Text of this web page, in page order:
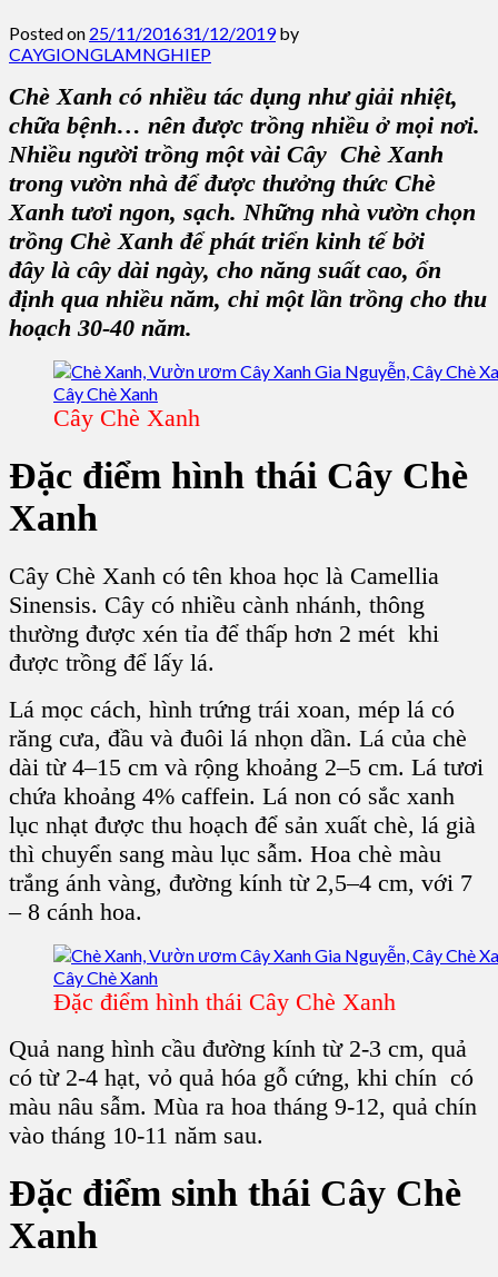
Posted on 25/11/201631/12/2019by
CAYGIONGLAMNGHIEP
Chè Xanh có nhiều tác dụng nhưgiải nhiệt,
chữa bệnh… nên được trồng nhiều ở mọi nơi.
Nhiều người trồng một vài Cây Chè Xanh
trong vườn nhà để được thưởng thức Chè
Xanh tươi ngon, sạch. Những nhà vườn chọn
trồng Chè Xanh để phát triển kinh tế bởi
đây là cây dài ngày, cho năng suất cao, ổn
định qua nhiều năm, chỉ một lần trồng cho thu
hoạch 30-40 năm.
Cây Chè Xanh
Đặc điểm hình thái Cây Chè
Xanh
Cây Chè Xanh có tên khoa học là Camellia
Sinensis. Cây có nhiều cành nhánh, thông
thường được xén tỉa để thấp hơn 2 mét khi
được trồng để lấy lá.
Lá mọc cách, hình trứng trái xoan, mép lá có
răng cưa, đầu và đuôi lá nhọn dần. Lá của chè
dài từ 4–15 cm và rộng khoảng 2–5 cm. Lá tươi
chứa khoảng 4% caffein. Lá non có sắc xanh
lục nhạt được thu hoạch để sản xuất chè, lá già
thì chuyển sang màu lục sẫm. Hoa chè màu
trắng ánh vàng, đường kính từ 2,5–4 cm, với 7
– 8 cánh hoa.
Đặc điểm hình thái Cây Chè Xanh
Quả nang hình cầu đường kính từ 2-3 cm, quả
có từ 2-4 hạt, vỏ quả hóa gỗ cứng, khi chín có
màu nâu sẫm. Mùa ra hoa tháng 9-12, quả chín
vào tháng 10-11 năm sau.
Đặc điểm sinh thái Cây Chè
Xanh